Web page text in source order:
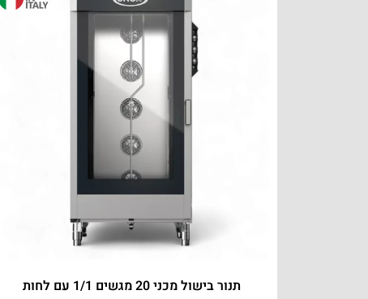
תנור בישול מכני 20 מגשים 1/1 עם לחות